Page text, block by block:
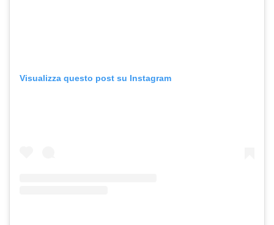
Visualizza questo post su Instagram